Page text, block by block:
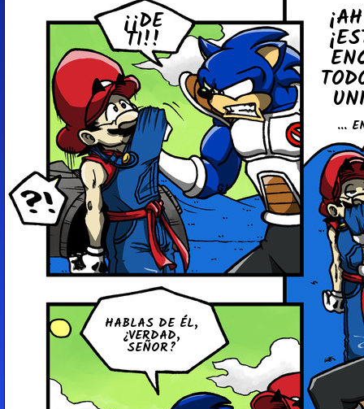
¡¡DE
TI!!
HABLAS DE ÉL,
¿VERDAD,
SEÑOR?
...